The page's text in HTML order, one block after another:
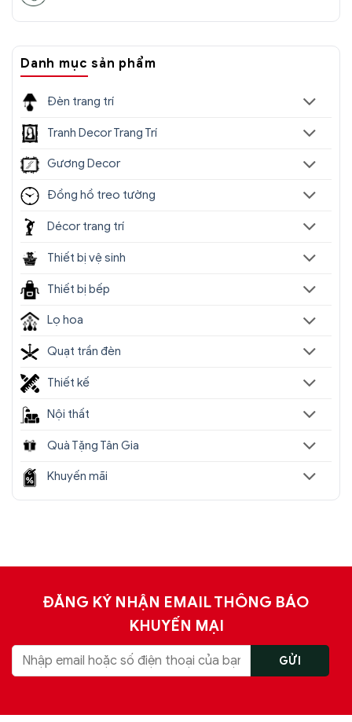
Danh mục sản phẩm
Đèn trang trí
Tranh Decor Trang Trí
Gương Decor
Đồng hồ treo tường
Décor trang trí
Thiết bị vệ sinh
Thiết bị bếp
Lọ hoa
Quạt trần đèn
Thiết kế
Nội thất
Quà Tặng Tân Gia
Khuyến mãi
ĐĂNG KÝ NHẬN EMAIL THÔNG BÁO
KHUYẾN MẠI